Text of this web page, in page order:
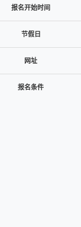
报名开始时间
节假日
网址
报名条件